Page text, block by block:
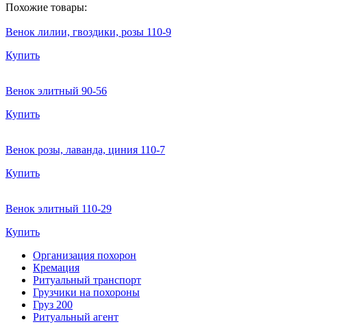
Похожие товары:
Венок лилии, гвоздики, розы 110-9
Купить
Венок элитный 90-56
Купить
Венок розы, лаванда, циния 110-7
Купить
Венок элитный 110-29
Купить
Организация похорон
Кремация
Ритуальный транспорт
Грузчики на похороны
Груз 200
Ритуальный агент